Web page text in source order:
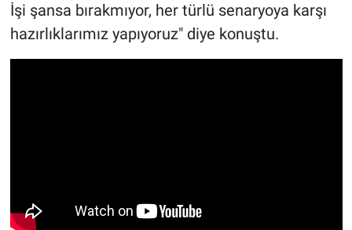
İşi şansa bırakmıyor, her türlü senaryoya karşı
hazırlıklarımız yapıyoruz" diye konuştu.